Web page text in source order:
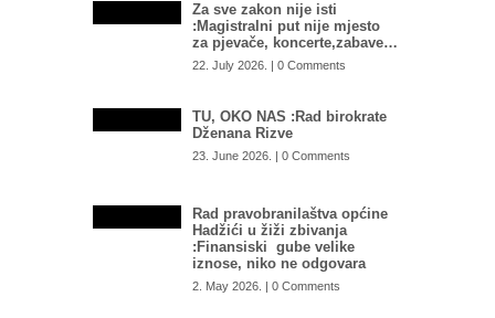
Za sve zakon nije isti
:Magistralni put nije mjesto
za pjevače, koncerte,zabave…
22. July 2026. | 0 Comments
TU, OKO NAS :Rad birokrate
Dženana Rizve
23. June 2026. | 0 Comments
Rad pravobranilaštva općine
Hadžići u žiži zbivanja
:Finansiski gube velike
iznose, niko ne odgovara
2. May 2026. | 0 Comments